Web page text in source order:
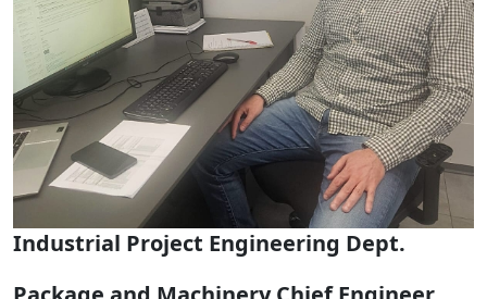
Industrial Project Engineering Dept.